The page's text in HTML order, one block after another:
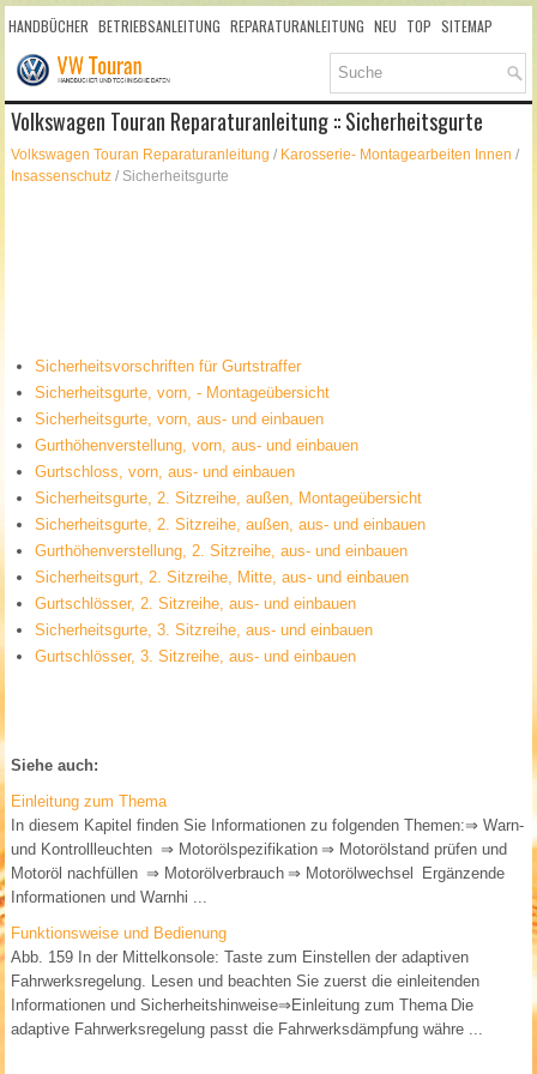
HANDBÜCHER BETRIEBSANLEITUNG REPARATURANLEITUNG NEU TOP SITEMAP
SUCHLAUF
Volkswagen Touran Reparaturanleitung :: Sicherheitsgurte
Volkswagen Touran Reparaturanleitung / Karosserie- Montagearbeiten Innen /
Insassenschutz / Sicherheitsgurte
Sicherheitsvorschriften für Gurtstraffer
Sicherheitsgurte, vorn, - Montageübersicht
Sicherheitsgurte, vorn, aus- und einbauen
Gurthöhenverstellung, vorn, aus- und einbauen
Gurtschloss, vorn, aus- und einbauen
Sicherheitsgurte, 2. Sitzreihe, außen, Montageübersicht
Sicherheitsgurte, 2. Sitzreihe, außen, aus- und einbauen
Gurthöhenverstellung, 2. Sitzreihe, aus- und einbauen
Sicherheitsgurt, 2. Sitzreihe, Mitte, aus- und einbauen
Gurtschlösser, 2. Sitzreihe, aus- und einbauen
Sicherheitsgurte, 3. Sitzreihe, aus- und einbauen
Gurtschlösser, 3. Sitzreihe, aus- und einbauen
Siehe auch:
Einleitung zum Thema
In diesem Kapitel finden Sie Informationen zu folgenden Themen:⇒ Warn-
und Kontrollleuchten ⇒ Motorölspezifikation ⇒ Motorölstand prüfen und
Motoröl nachfüllen ⇒ Motorölverbrauch ⇒ Motorölwechsel Ergänzende
Informationen und Warnhi ...
Funktionsweise und Bedienung
Abb. 159 In der Mittelkonsole: Taste zum Einstellen der adaptiven
Fahrwerksregelung. Lesen und beachten Sie zuerst die einleitenden
Informationen und Sicherheitshinweise⇒Einleitung zum Thema Die
adaptive Fahrwerksregelung passt die Fahrwerksdämpfung währe ...